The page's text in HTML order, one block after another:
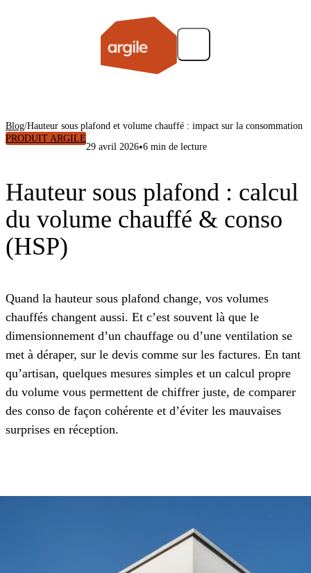
Blog/Hauteur sous plafond et volume chauffé : impact sur la consommation
PRODUIT ARGILE
29 avril 2026•6 min de lecture
Hauteur sous plafond : calcul
du volume chauffé & conso
(HSP)
Quand la hauteur sous plafond change, vos volumes
chauffés changent aussi. Et c’est souvent là que le
dimensionnement d’un chauffage ou d’une ventilation se
met à déraper, sur le devis comme sur les factures. En tant
qu’artisan, quelques mesures simples et un calcul propre
du volume vous permettent de chiffrer juste, de comparer
des conso de façon cohérente et d’éviter les mauvaises
surprises en réception.